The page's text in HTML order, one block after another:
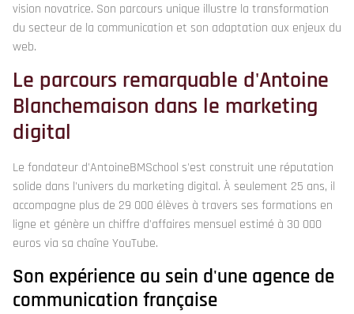
vision novatrice. Son parcours unique illustre la transformation
du secteur de la communication et son adaptation aux enjeux du
web.
Le parcours remarquable d'Antoine
Blanchemaison dans le marketing
digital
Le fondateur d'AntoineBMSchool s'est construit une réputation
solide dans l'univers du marketing digital. À seulement 25 ans, il
accompagne plus de 29 000 élèves à travers ses formations en
ligne et génère un chiffre d'affaires mensuel estimé à 30 000
euros via sa chaîne YouTube.
Son expérience au sein d'une agence de
communication française